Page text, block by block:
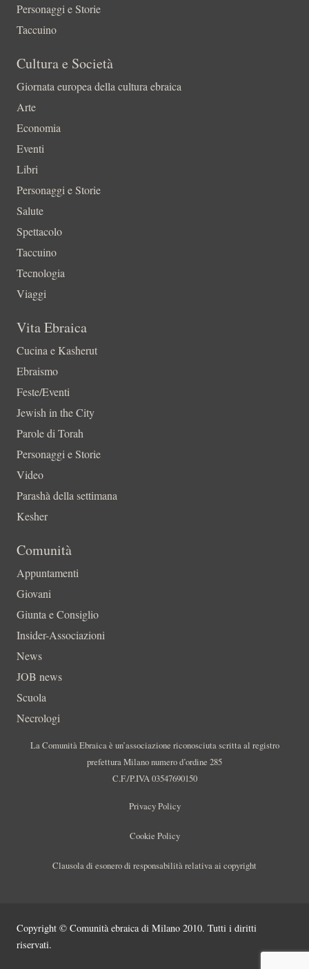
Personaggi e Storie
Taccuino
Cultura e Società
Giornata europea della cultura ebraica
Arte
Economia
Eventi
Libri
Personaggi e Storie
Salute
Spettacolo
Taccuino
Tecnologia
Viaggi
Vita Ebraica
Cucina e Kasherut
Ebraismo
Feste/Eventi
Jewish in the City
Parole di Torah
Personaggi e Storie
Video
Parashà della settimana
Kesher
Comunità
Appuntamenti
Giovani
Giunta e Consiglio
Insider-Associazioni
News
JOB news
Scuola
Necrologi
La Comunità Ebraica è un’associazione riconosciuta scritta al registro
prefettura Milano numero d’ordine 285
C.F./P.IVA 03547690150
Privacy Policy
Cookie Policy
Clausola di esonero di responsabilità relativa ai copyright
Copyright © Comunità ebraica di Milano 2010. Tutti i diritti
riservati.